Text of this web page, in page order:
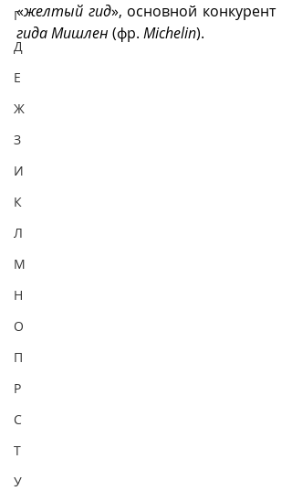
Г
Д
Е
Ж
З
И
К
Л
М
Н
О
П
Р
С
Т
У
«желтый гид»,
основной конкурент
гида Мишлен (фр. Michelin).